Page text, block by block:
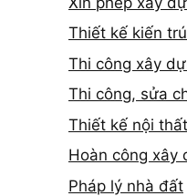
Thiết kế kiến
Thi công xây
Thi công, sửa
Thiết kế nội thất
Hoàn công xây
Pháp lý nhà đất